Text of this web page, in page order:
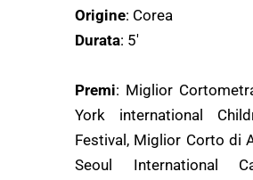
Origine: Corea
Durata: 5′
Premi: Miglior
York international
Festival, Miglior Corto di
Seoul International